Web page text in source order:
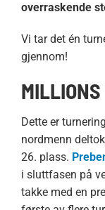
overraskende
Vi tar det én
gjennom!
Dette er
nordmenn
26. plass.
i sluttfasen på
takke med en